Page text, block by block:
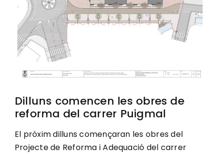
Actualitat
Municipi
…Dilluns comencen les obres de
reforma del carrer Puigmal
El pròxim dilluns començaran les obres del
Projecte de Reforma i Adequació del carrer